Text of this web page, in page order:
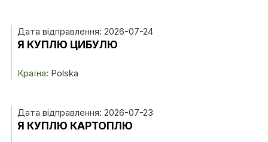
Дата відправлення: 2026-07-24
Я КУПЛЮ ЦИБУЛЮ
Країна: Polska
Дата відправлення: 2026-07-23
Я КУПЛЮ КАРТОПЛЮ